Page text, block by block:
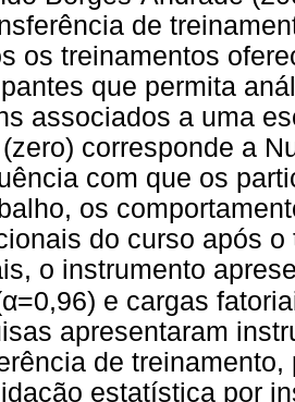
de
os treinamentos
que permita
associados a uma
corresponde a
com que os
os
do curso após
o instrumento
α=0,96) e cargas
apresentaram
de
estatística por